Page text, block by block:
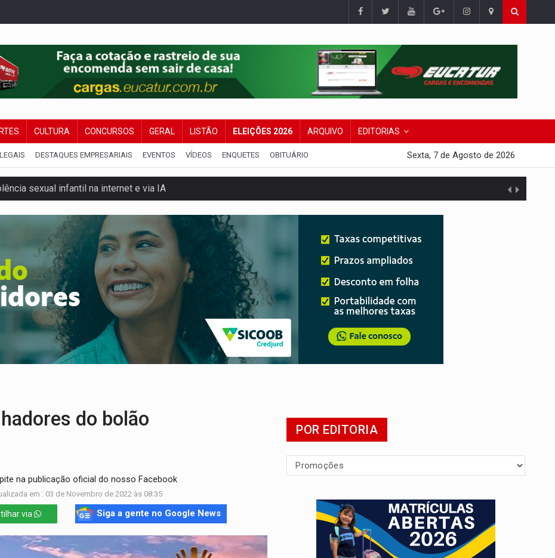
CULTURA CONCURSOS GERAL LISTÃO ELEIÇÕES 2026 ARQUIVO EDITORIAS
DESTAQUES EMPRESARIAIS EVENTOS VÍDEOS ENQUETES OBITUÁRIO Sexta, 7 de Agosto de 2026
sexual infantil na internet e via IA
energia nuclear, defesa e ciência em Brasília
deixa quatro mortos e um em estado grave na BR
nacional com participação de Marcela Bonfim
chuvas isoladas nesta sexta-feira (7)
delibera greve da educação municipal em Porto Velho
abre oficina de Comunicação com oportunidade de integrar equipe
e promove reflexão sobre trajetória da Lei Maria da Penha
o fim do ano para regularização de débitos
do bolão
na publicação oficial do nosso Facebook
em : 03 de Novembro de 2022 às 08:35
via Siga a gente no Google News
POR EDITORIA